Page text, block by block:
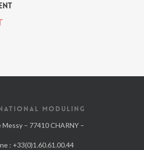
MODULING
Messy – 77410 CHARNY –
: +33(0)1.60.61.00.44